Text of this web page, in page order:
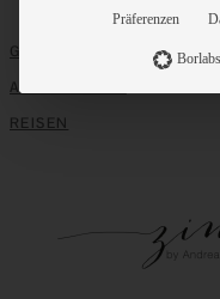
GRUNDLAGEN
ALLE REZEPTE
REISEN
Präferenzen